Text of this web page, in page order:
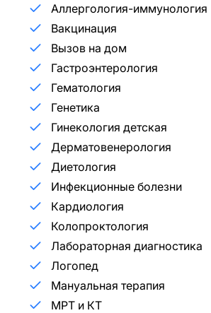
Аллергология-иммунология
Вакцинация
Вызов на дом
Гастроэнтерология
Гематология
Генетика
Гинекология детская
Дерматовенерология
Диетология
Инфекционные болезни
Кардиология
Колопроктология
Лабораторная диагностика
Логопед
Мануальная терапия
МРТ и КТ